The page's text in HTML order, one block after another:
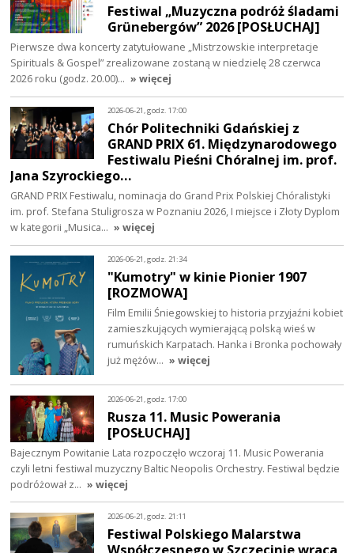
Festiwal „Muzyczna podróż śladami
Grünebergów” 2026 [POSŁUCHAJ]
Pierwsze dwa koncerty zatytułowane „Mistrzowskie interpretacje
Spirituals & Gospel” zrealizowane zostaną w niedzielę 28 czerwca
2026 roku (godz. 20.00)… » więcej
2026-06-21, godz. 17:00
Chór Politechniki Gdańskiej z
GRAND PRIX 61. Międzynarodowego
Festiwalu Pieśni Chóralnej im. prof.
Jana Szyrockiego…
GRAND PRIX Festiwalu, nominacja do Grand Prix Polskiej Chóralistyki
im. prof. Stefana Stuligrosza w Poznaniu 2026, I miejsce i Złoty Dyplom
w kategorii „Musica… » więcej
2026-06-21, godz. 21:34
"Kumotry" w kinie Pionier 1907
[ROZMOWA]
Film Emilii Śniegowskiej to historia przyjaźni kobiet
zamieszkujących wymierającą polską wieś w
rumuńskich Karpatach. Hanka i Bronka pochowały
już mężów… » więcej
2026-06-21, godz. 17:00
Rusza 11. Music Powerania
[POSŁUCHAJ]
Bajecznym Powitanie Lata rozpoczęło wczoraj 11. Music Powerania
czyli letni festiwal muzyczny Baltic Neopolis Orchestry. Festiwal będzie
podróżował z… » więcej
2026-06-21, godz. 21:11
Festiwal Polskiego Malarstwa
Współczesnego w Szczecinie wraca